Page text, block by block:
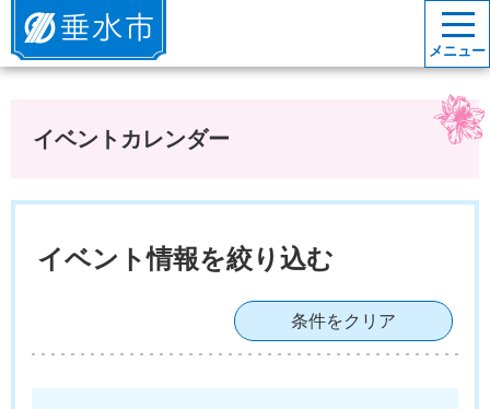
垂水市
メニュー
イベントカレンダー
イベント情報を絞り込む
条件をクリア